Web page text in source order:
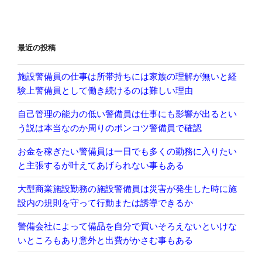
最近の投稿
施設警備員の仕事は所帯持ちには家族の理解が無いと経
験上警備員として働き続けるのは難しい理由
自己管理の能力の低い警備員は仕事にも影響が出るとい
う説は本当なのか周りのポンコツ警備員で確認
お金を稼ぎたい警備員は一日でも多くの勤務に入りたい
と主張するが叶えてあげられない事もある
大型商業施設勤務の施設警備員は災害が発生した時に施
設内の規則を守って行動または誘導できるか
警備会社によって備品を自分で買いそろえないといけな
いところもあり意外と出費がかさむ事もある